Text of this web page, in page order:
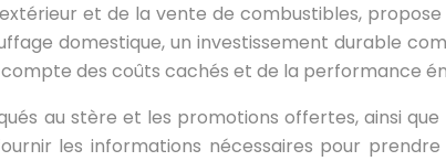
et de la vente de combustibles,
domestique, un investissement durable
des coûts cachés et de la performance
au stère et les promotions offertes, ainsi
les informations nécessaires pour